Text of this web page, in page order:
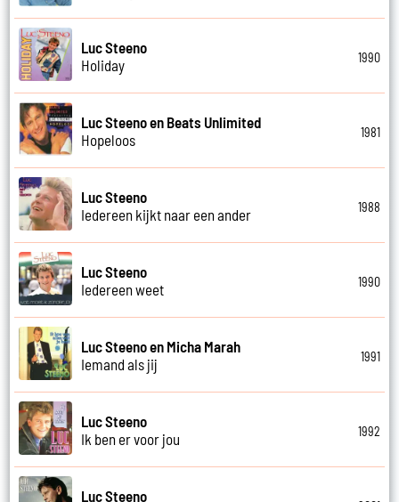
Luc Steeno
Holiday
1990
Luc Steeno en Beats Unlimited
Hopeloos
1981
Luc Steeno
Iedereen kijkt naar een ander
1988
Luc Steeno
Iedereen weet
1990
Luc Steeno en Micha Marah
Iemand als jij
1991
Luc Steeno
Ik ben er voor jou
1992
Luc Steeno